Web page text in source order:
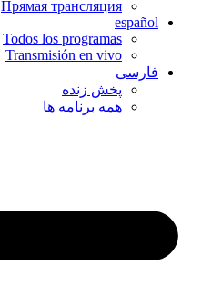
Прямая трансляция
español
Todos los programas
Transmisión en vivo
فارسی
پخش زنده
همه برنامه ها